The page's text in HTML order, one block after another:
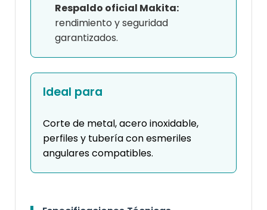
Respaldo oficial Makita:
rendimiento y seguridad
garantizados.
Ideal para
Corte de metal, acero inoxidable,
perfiles y tubería con esmeriles
angulares compatibles.